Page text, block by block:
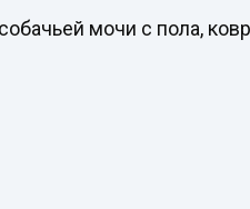
мочи с пола,